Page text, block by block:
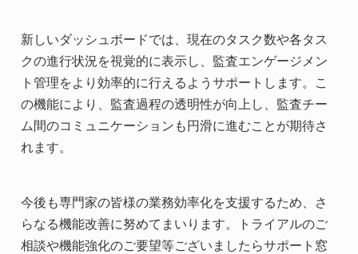
新しいダッシュボードでは、現在のタスク数や各タス
クの進行状況を視覚的に表示し、監査エンゲージメン
ト管理をより効率的に行えるようサポートします。こ
の機能により、監査過程の透明性が向上し、監査チー
ム間のコミュニケーションも円滑に進むことが期待さ
れます。
今後も専門家の皆様の業務効率化を支援するため、さ
らなる機能改善に努めてまいります。トライアルのご
相談や機能強化のご要望等ございましたらサポート窓